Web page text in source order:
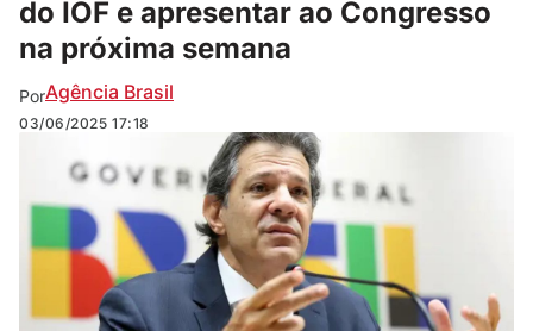
do IOF e apresentar ao Congresso
na próxima semana
PorAgência Brasil
03/06/2025 17:18